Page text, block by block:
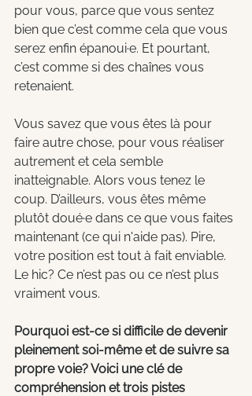
pour vous, parce que vous sentez
bien que c’est comme cela que vous
serez enfin épanoui·e. Et pourtant,
c’est comme si des chaînes vous
retenaient.
Vous savez que vous êtes là pour
faire autre chose, pour vous réaliser
autrement et cela semble
inatteignable. Alors vous tenez le
coup. D’ailleurs, vous êtes même
plutôt doué·e dans ce que vous faites
maintenant (ce qui n'aide pas). Pire,
votre position est tout à fait enviable.
Le hic? Ce n’est pas ou ce n’est plus
vraiment vous.
Pourquoi est-ce si difficile de devenir
pleinement soi-même et de suivre sa
propre voie? Voici une clé de
compréhension et trois pistes